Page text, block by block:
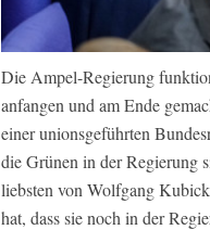
Die Ampel-Regierung
anfangen und am Ende
einer unionsgeführten
die Grünen in der Regierung
liebsten von Wolfgang
hat, dass sie noch in der